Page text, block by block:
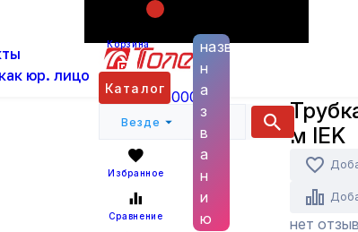
юр. лицо
Корзина
+7 (800) 6000 600
Каталог
Везде
названию
н
а
з
в
а
н
и
ю
Избранное
Сравнение
Каталог Бытовые товары, прочая
ТУТнг 14/7 красная 1 м IEK
м IEK
нет